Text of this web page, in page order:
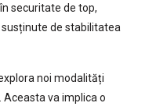
securitate de top,
de stabilitatea
noi modalități
va implica o